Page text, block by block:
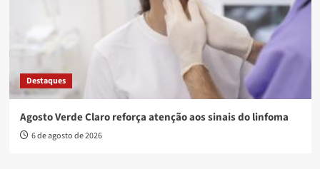
Destaques
Agosto Verde Claro reforça atenção aos sinais do linfoma
6 de agosto de 2026